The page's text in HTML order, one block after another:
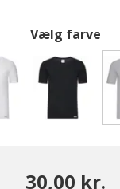
Vælg farve
30,00 kr.